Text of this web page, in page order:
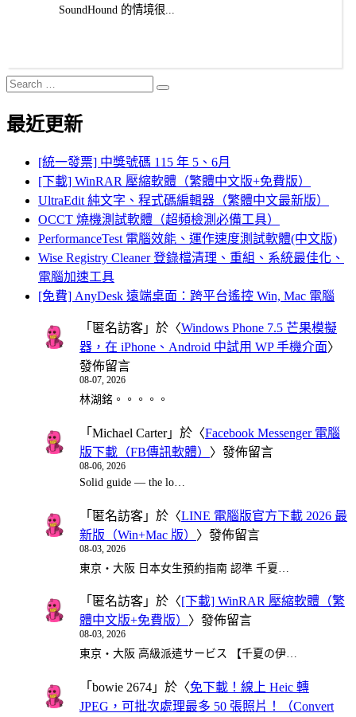
SoundHound 的情境很...
Search
for:
Search
最近更新
[統一發票] 中獎號碼 115 年 5、6月
[下載] WinRAR 壓縮軟體（繁體中文版+免費版）
UltraEdit 純文字、程式碼編輯器（繁體中文最新版）
OCCT 燒機測試軟體（超頻檢測必備工具）
PerformanceTest 電腦效能、運作速度測試軟體(中文版)
Wise Registry Cleaner 登錄檔清理、重組、系統最佳化、
電腦加速工具
[免費] AnyDesk 遠端桌面：跨平台遙控 Win, Mac 電腦
「 匿名訪客 」於〈Windows Phone 7.5 芒果模擬
器，在 iPhone、Android 中試用 WP 手機介面〉
發佈留言
08-07, 2026
林湖銘。。。。。
「 Michael Carter」於〈Facebook Messenger 電腦
版下載（FB傳訊軟體） 〉發佈留言
08-06, 2026
Solid guide — the lo…
「 匿名訪客 」於〈LINE 電腦版官方下載 2026 最
新版（Win+Mac 版） 〉發佈留言
08-03, 2026
東京・大阪 日本女生預約指南 認準 千夏…
「 匿名訪客 」於〈[下載] WinRAR 壓縮軟體（繁
體中文版+免費版） 〉發佈留言
08-03, 2026
東京・大阪 高級派遣サービス 【千夏の伊…
「 bowie 2674 」於〈免下載！線上 Heic 轉
JPEG，可批次處理最多 50 張照片！（Convert